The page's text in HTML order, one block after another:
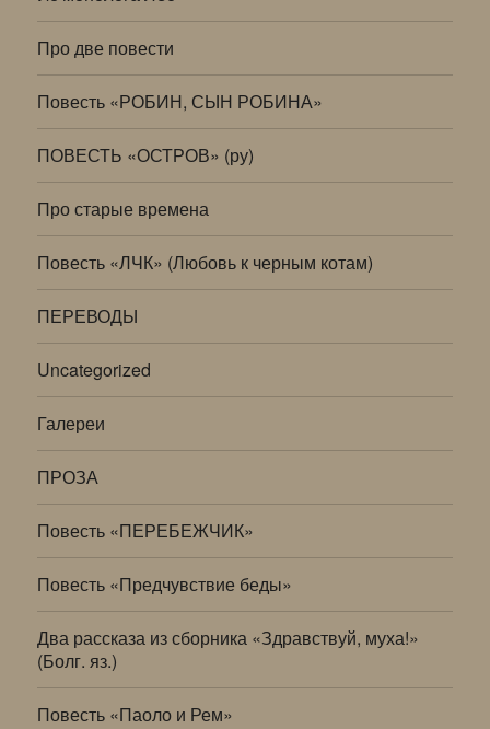
Про две повести
Повесть «РОБИН, СЫН РОБИНА»
ПОВЕСТЬ «ОСТРОВ» (ру)
Про старые времена
Повесть «ЛЧК» (Любовь к черным котам)
ПЕРЕВОДЫ
Uncategorized
Галереи
ПРОЗА
Повесть «ПЕРЕБЕЖЧИК»
Повесть «Предчувствие беды»
Два рассказа из сборника «Здравствуй, муха!»
(Болг. яз.)
Повесть «Паоло и Рем»